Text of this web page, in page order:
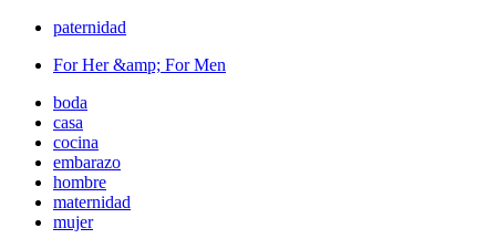
paternidad
For Her &amp; For Men
boda
casa
cocina
embarazo
hombre
maternidad
mujer